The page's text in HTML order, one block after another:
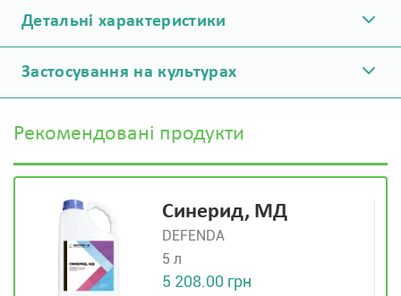
Детальні характеристики
Застосування на культурах
Рекомендовані продукти
Синерид, МД
DEFENDA
5 л
5 208.00 грн